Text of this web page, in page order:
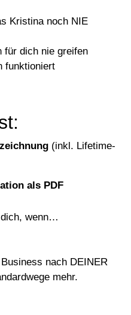
Kristina noch NIE
für dich nie greifen
funktioniert
(inkl. Lifetime-
als PDF
wenn…
nach DEINER
mehr.